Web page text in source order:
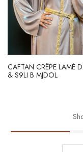
CAFTAN CRÊPE LAMÉ
& S9LI B MJDOL